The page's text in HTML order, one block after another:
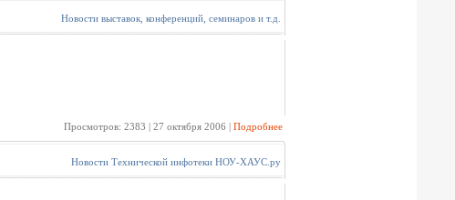
Новости выставок, конференций, семинаров и т.д.
Просмотров: 2383 | 27 октября 2006 | Подробнее
Новости Технической инфотеки НОУ-ХАУС.ру